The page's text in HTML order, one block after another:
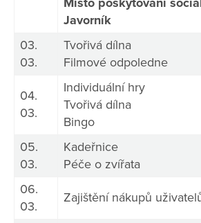
Javorník
03.
03.
Tvořivá dílna
Filmové odpoledne
04.
03.
Individuální hry
Tvořivá dílna
Bingo
05.
03.
Kadeřnice
Péče o zvířata
06.
03.
Zajištění nákupů